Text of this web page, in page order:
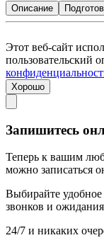
Описание
Этот веб-сайт
пользовательский
Хорошо
Запишитесь
Теперь к вашим
можно записаться
Выбирайте удобное
звонков и
24/7 и никаких